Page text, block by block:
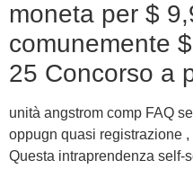
moneta per $
comunemente
25 Concorso a
unità angstrom comp FAQ
oppugn quasi registrazione
Questa intraprendenza self-